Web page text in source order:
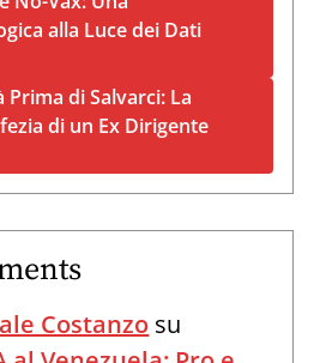
alla Luce dei Dati
Prima di Salvarci: La
di un Ex Dirigente
Costanzo su